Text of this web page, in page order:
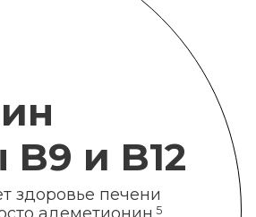
и B12
здоровье печени
5